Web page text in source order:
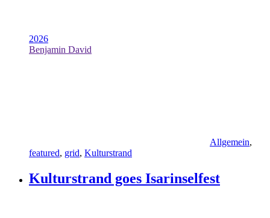
2026
Benjamin David
Allgemein,
featured, grid, Kulturstrand
Kulturstrand goes Isarinselfest